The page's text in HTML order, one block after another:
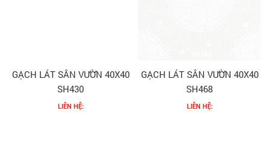
GẠCH LÁT SÂN VƯỜN 40X40
SH430
LIÊN HỆ:
GẠCH LÁT SÂN VƯỜN 40X40
SH468
LIÊN HỆ: